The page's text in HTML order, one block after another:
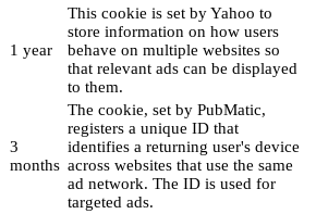
1 year
This cookie is set by Yahoo to
store information on how users
behave on multiple websites so
that relevant ads can be displayed
to them.
3
months
The cookie, set by PubMatic,
registers a unique ID that
identifies a returning user's device
across websites that use the same
ad network. The ID is used for
targeted ads.